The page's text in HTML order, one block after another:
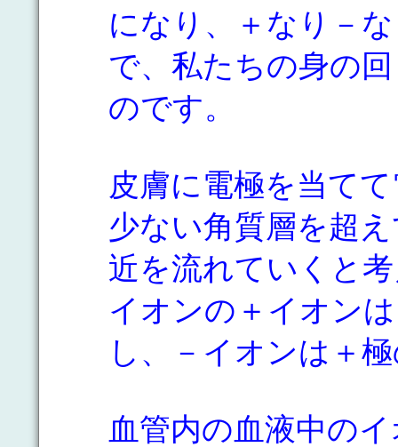
になり、＋なり－
で、私たちの身の
のです。
皮膚に電極を当て
少ない角質層を超
近を流れていくと
イオンの＋イオン
し、－イオンは＋
血管内の血液中の